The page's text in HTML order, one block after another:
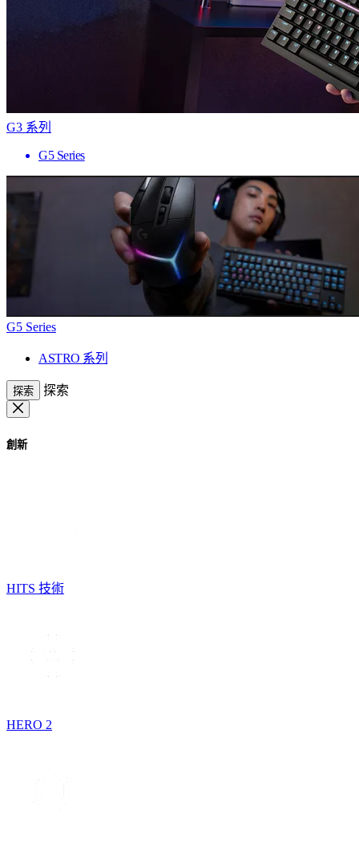
G3 系列
G5 Series
G5 Series
ASTRO 系列
探索 探索
創新
HITS 技術
HERO 2